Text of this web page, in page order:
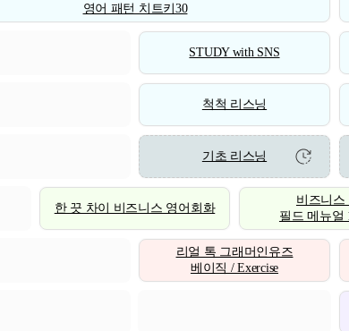
영어 패턴 치트키30
STUDY with SNS
척척 리스닝
기초 리스닝
한 끗 차이 비즈니스 영어회화
비즈니스
필드 메뉴얼
리얼 톡 그래머인유즈
베이직 / Exercise